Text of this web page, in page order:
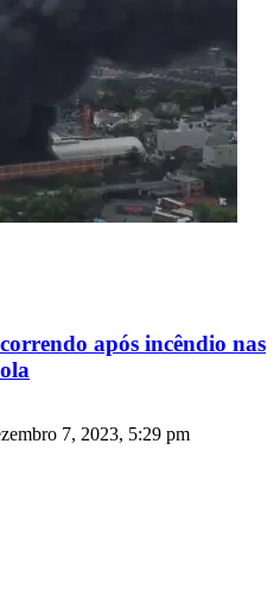
após incêndio nas
7, 2023, 5:29 pm